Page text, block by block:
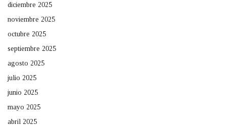
diciembre 2025
noviembre 2025
octubre 2025
septiembre 2025
agosto 2025
julio 2025
junio 2025
mayo 2025
abril 2025